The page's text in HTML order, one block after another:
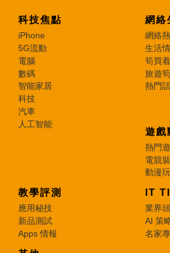
科技焦點
iPhone
5G流動
電腦
數碼
智能家居
科技
汽車
人工智能
網絡
網絡
生活
筍買
旅遊
熱門
遊戲
熱門
電競
動漫
教學評測
應用秘技
新品測試
Apps 情報
IT
業界
AI 策
名家